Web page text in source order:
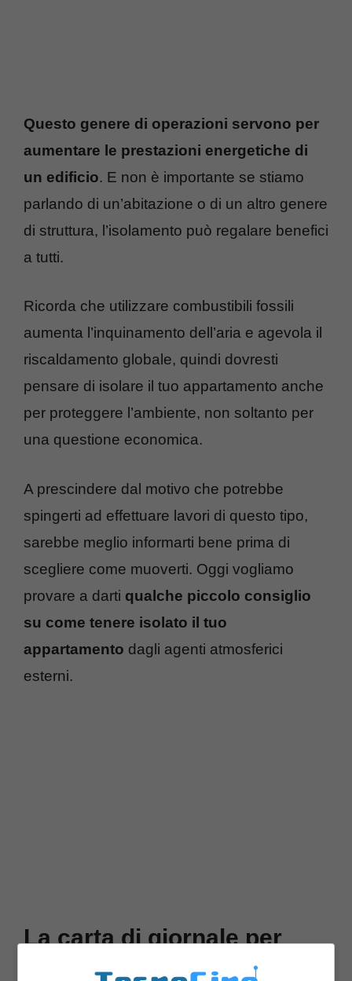
Questo genere di operazioni servono per
aumentare le prestazioni energetiche di
un edificio. E non è importante se stiamo
parlando di un’abitazione o di un altro genere
di struttura, l’isolamento può regalare benefici
a tutti.
Ricorda che utilizzare combustibili fossili
aumenta l’inquinamento dell’aria e agevola il
riscaldamento globale, quindi dovresti
pensare di isolare il tuo appartamento anche
per proteggere l’ambiente, non soltanto per
una questione economica.
A prescindere dal motivo che potrebbe
spingerti ad effettuare lavori di questo tipo,
sarebbe meglio informarti bene prima di
scegliere come muoverti. Oggi vogliamo
provare a darti qualche piccolo consiglio
su come tenere isolato il tuo
appartamento dagli agenti atmosferici
esterni.
La carta di giornale per
isolare la tua casa: ecco